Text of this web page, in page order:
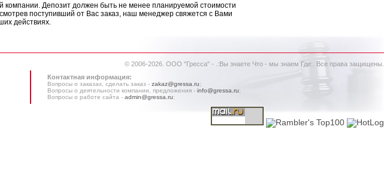
Депозит должен быть не менее планируемой стоимости
поступивший от Вас заказ, наш менеджер свяжется с Вами
действиях.
© 2006-2026. ООО "Гресса" - .:Вы знаете Что - мы знаем Где:. Все права защищены.
Контактная информация:
Вопросы о заказах, сделать заказ - zakaz@gressa.ru;
Вопросы о деятельности компании, предложения - info@gressa.ru;
Вопросы о работе сайта - admin@gressa.ru;